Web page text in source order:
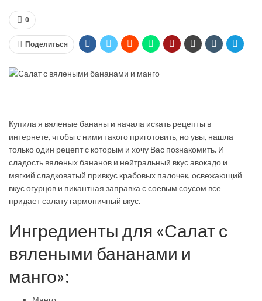
0
Поделиться
Купила я вяленые бананы и начала искать рецепты в
интернете, чтобы с ними такого приготовить, но увы, нашла
только один рецепт с которым и хочу Вас познакомить. И
сладость вяленых бананов и нейтральный вкус авокадо и
мягкий сладковатый привкус крабовых палочек, освежающий
вкус огурцов и пикантная заправка с соевым соусом все
придает салату гармоничный вкус.
Ингредиенты для «Салат с
вялеными бананами и
манго»: